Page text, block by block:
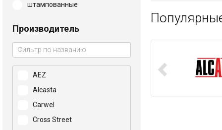
штампованные
Производитель
AEZ
Alcasta
Carwel
Cross Street